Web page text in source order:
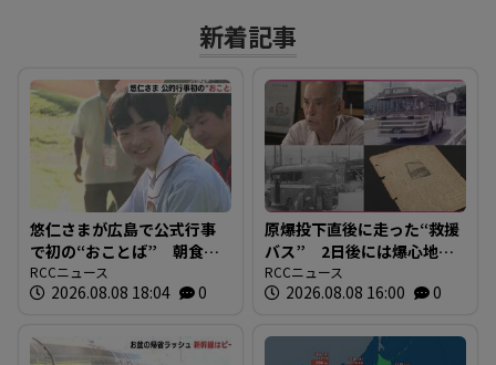
新着記事
悠仁さまが広島で公式行事
で初の“おことば” 朝食作
りや丸太切りも 福山市で
は博物館を視察
RCCニュース
2026.08.08 18:04 0
原爆投下直後に走った“救援
バス” 2日後には爆心地至
近に路線バスも 戦時下か
ら復興まで支えた“バスの歴
RCCニュース
2026.08.08 16:00 0